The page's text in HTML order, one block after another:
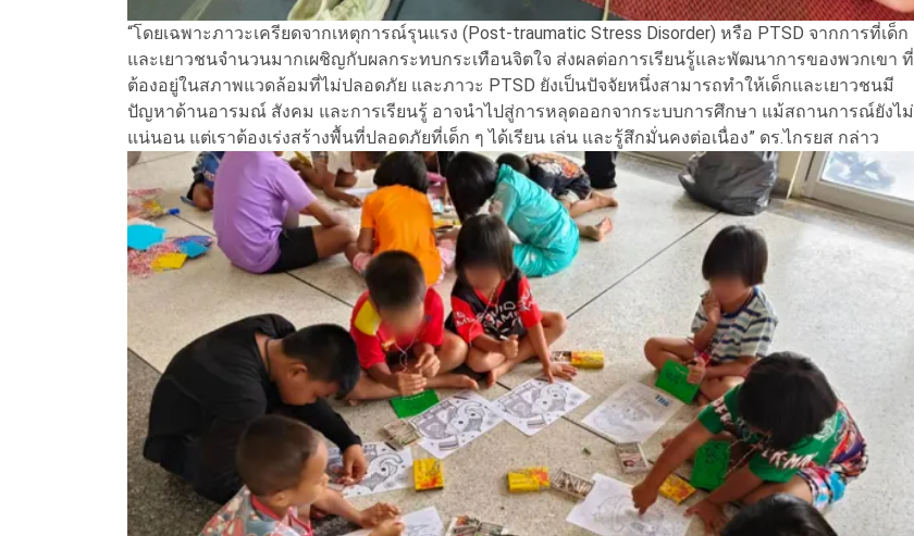
“โดยเฉพาะภาวะเครียดจากเหตุการณ์รุนแรง (Post-traumatic Stress Disorder) หรือ PTSD จากการที่เด็ก
และเยาวชนจำนวนมากเผชิญกับผลกระทบกระเทือนจิตใจ ส่งผลต่อการเรียนรู้และพัฒนาการของพวกเขา ที่
ต้องอยู่ในสภาพแวดล้อมที่ไม่ปลอดภัย และภาวะ PTSD ยังเป็นปัจจัยหนึ่งสามารถทำให้เด็กและเยาวชนมี
ปัญหาด้านอารมณ์ สังคม และการเรียนรู้ อาจนำไปสู่การหลุดออกจากระบบการศึกษา แม้สถานการณ์ยังไม่
แน่นอน แต่เราต้องเร่งสร้างพื้นที่ปลอดภัยที่เด็ก ๆ ได้เรียน เล่น และรู้สึกมั่นคงต่อเนื่อง” ดร.ไกรยส กล่าว